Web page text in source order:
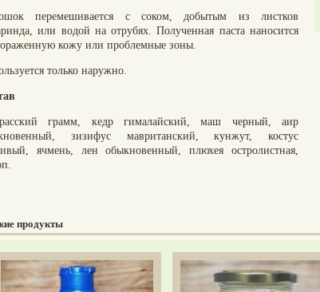
перемешивается с соком, добытым из листков
или водой на отрубях. Полученная паста наносится
кожу или проблемные зоны.
только наружно.
грамм, кедр гималайский, маш черный, аир
зизифус мавританский, кунжут, костус
ячмень, лен обыкновенный, плюхея остролистная,
продукты